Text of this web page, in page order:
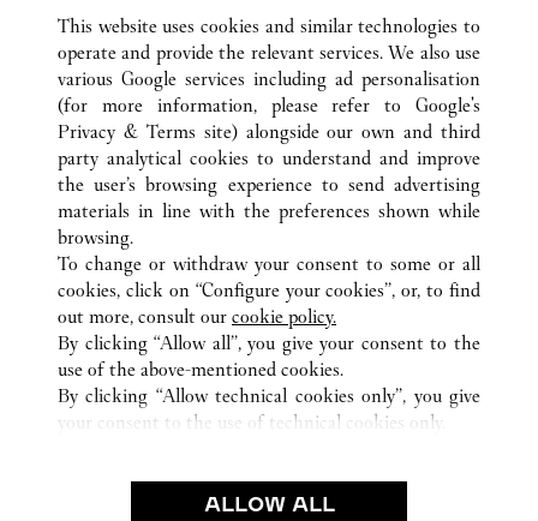
TODAS LAS UBICACIONES DE CARTIER
FRANCIA
ROISSY-EN-FRANCE (AÉROPORT)
PARIS CHARLES-DE-GAULLE, PORTE K TERMINAL
ATENCIÓN AL CLIENTE
PREGUNTAS FRECUENTES
NUESTRA EMPRESA
CAREERS
ENCUENTRA UNA JOYERÍA
This website uses cookies and similar technologies to
operate and provide the relevant services. We also use
various Google services including ad personalisation
(for more information, please refer to Google's
Privacy & Terms site) alongside our own and third
party analytical cookies to understand and improve
the user’s browsing experience to send advertising
materials in line with the preferences shown while
browsing.
To change or withdraw your consent to some or all
cookies, click on “Configure your cookies”, or, to find
out more, consult our cookie policy.
By clicking “Allow all”, you give your consent to the
use of the above-mentioned cookies.
By clicking “Allow technical cookies only”, you give
your consent to the use of technical cookies only.
ALLOW ALL